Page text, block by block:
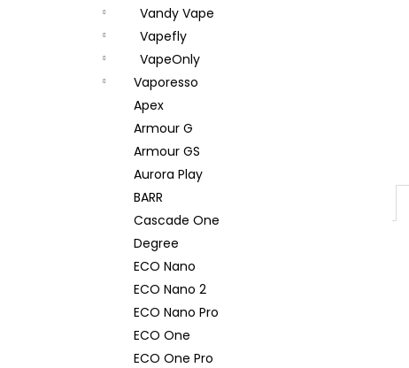
Vandy Vape
Vapefly
VapeOnly
Vaporesso
Apex
Armour G
Armour GS
Aurora Play
BARR
Cascade One
Degree
ECO Nano
ECO Nano 2
ECO Nano Pro
ECO One
ECO One Pro